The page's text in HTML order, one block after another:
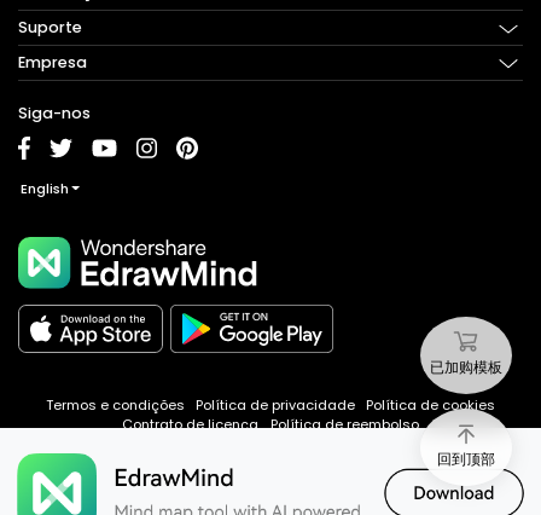
已加购模板
回到顶部
Baixar agora
Recursos
O que é um mapa de ideias?
O que é um mapa de conceitos?
Como criar um mapa de ideias?
Como criar um mapa de conceitos?
Suporte
Perguntas frequentes
Atualizações mais recentes
Obter ajuda
Empresa
Assinar
Programa para Afiliadas
Torne-se um revendedor
Siga-nos
English
Termos e condições Política de privacidade Política de cookies
Contrato de licença Política de reembolso
Copyright ©
Edrawsoft. Todos os direitos reservados.